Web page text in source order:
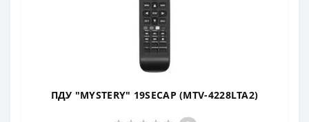
ПДУ "MYSTERY" 19SECAP (MTV-4228LTA2)